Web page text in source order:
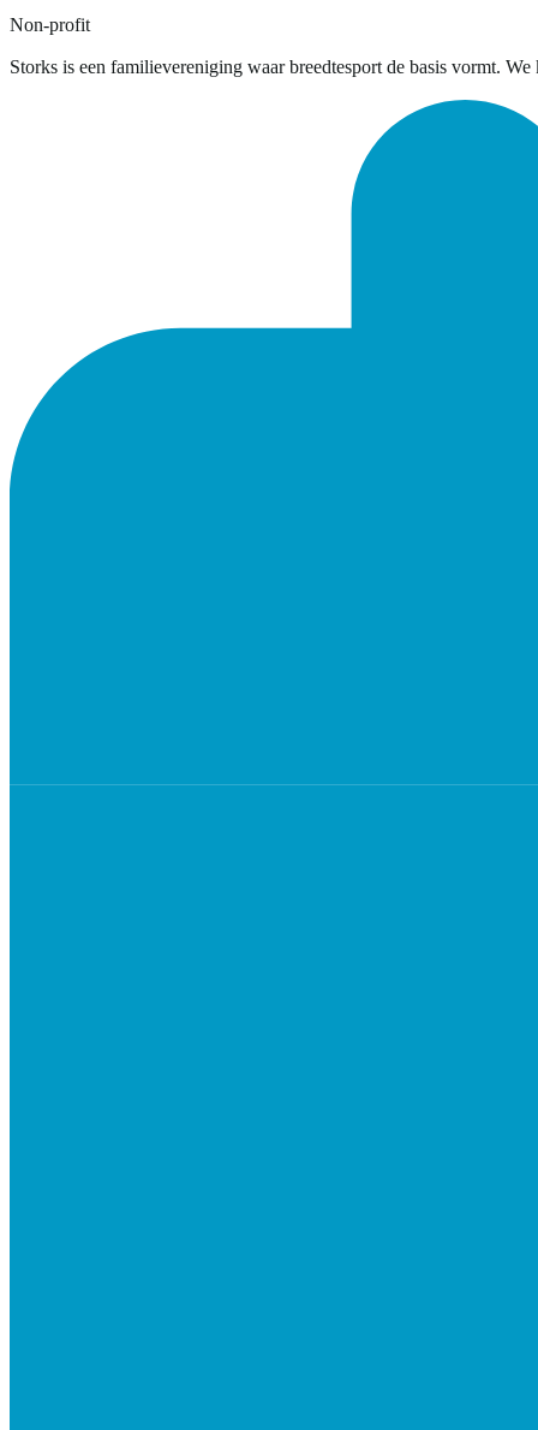
Non-profit
Storks is een familievereniging waar breedtesport de basis vormt.